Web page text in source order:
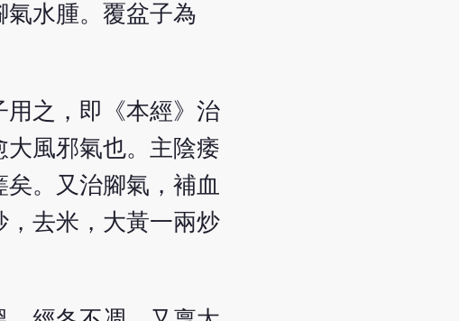
水腫。覆盆子為
用之，即《本經》治
風邪氣也。主陰痿
。又治腳氣，補血
去米，大黃一兩炒